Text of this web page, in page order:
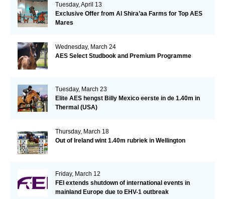
Tuesday, April 13
Exclusive Offer from Al Shira’aa Farms for Top AES
Mares
Wednesday, March 24
AES Select Studbook and Premium Programme
Tuesday, March 23
Elite AES hengst Billy Mexico eerste in de 1.40m in
Thermal (USA)
Thursday, March 18
Out of Ireland wint 1.40m rubriek in Wellington
Friday, March 12
FEI extends shutdown of international events in
mainland Europe due to EHV-1 outbreak